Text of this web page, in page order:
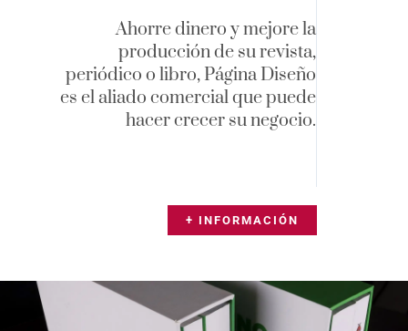
Ahorre dinero y mejore la
producción de su revista,
periódico o libro, Página Diseño
es el aliado comercial que puede
hacer crecer su negocio.
+ INFORMACIÓN